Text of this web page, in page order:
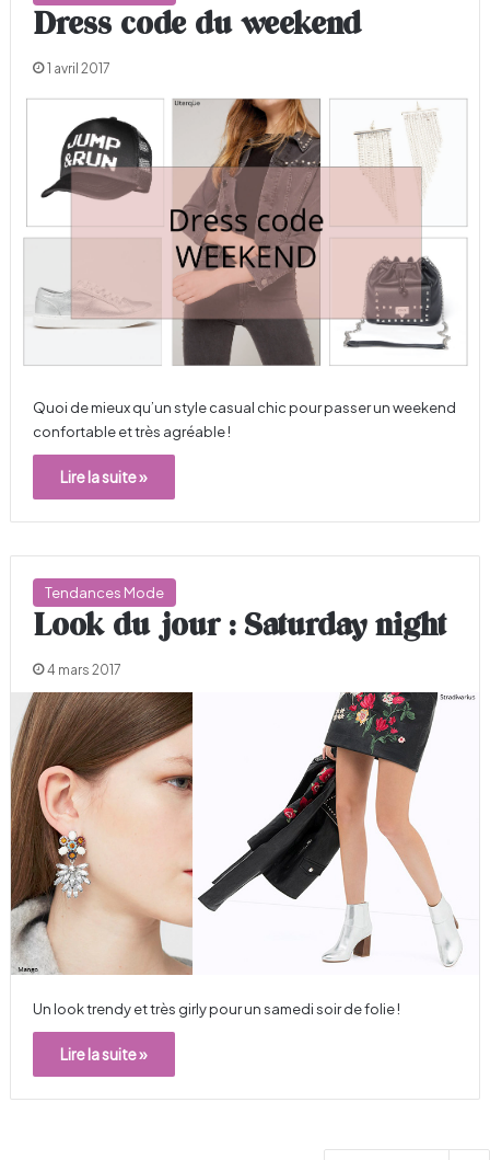
Dress code du weekend
1 avril 2017
Quoi de mieux qu’un style casual chic pour passer un weekend
confortable et très agréable !
Lire la suite »
Tendances Mode
Look du jour : Saturday night
4 mars 2017
Un look trendy et très girly pour un samedi soir de folie !
Lire la suite »